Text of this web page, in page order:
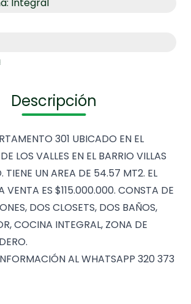
Descripción
301 UBICADO EN EL
LOS VALLES EN EL BARRIO VILLAS
TIENE UN AREA DE 54.57 MT2. EL
VENTA ES $115.000.000. CONSTA DE
DOS CLOSETS, DOS BAÑOS,
COCINA INTEGRAL, ZONA DE
AL WHATSAPP 320 373